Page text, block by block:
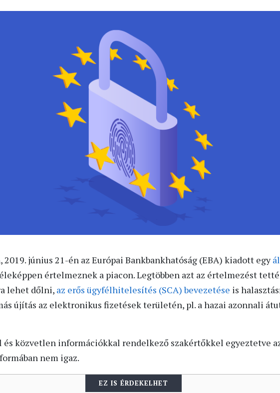
június 21-én az Európai Bankbankhatóság (EBA) kiadott egy
értelmeznek a piacon. Legtöbben azt az értelmezést
lehet dőlni, az erős ügyfélhitelesítés (SCA) bevezetése is
újítás az elektronikus fizetések területén, pl. a hazai azonnali
és közvetlen információkkal rendelkező szakértőkkel egyeztetve
nem igaz.
EZ IS ÉRDEKELHET